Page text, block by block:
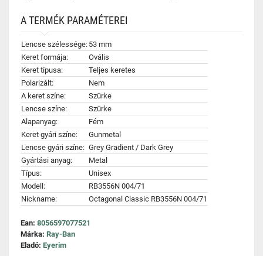
A TERMÉK PARAMÉTEREI
Lencse szélessége: 53 mm
Keret formája:
Ovális
Keret típusa:
Teljes keretes
Polarizált:
Nem
A keret színe:
Szürke
Lencse színe:
Szürke
Alapanyag:
Fém
Keret gyári színe:
Gunmetal
Lencse gyári színe: Grey Gradient / Dark Grey
Gyártási anyag:
Metal
Típus:
Unisex
Modell:
RB3556N 004/71
Nickname:
Octagonal Classic RB3556N 004/71
Ean: 8056597077521
Márka: Ray-Ban
Eladó: Eyerim